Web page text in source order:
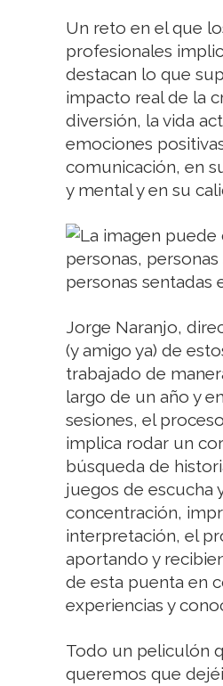
Un reto en el que
profesionales
destacan lo que
impacto real de la
diversión, la vida
emociones
comunicación, en
y mental y en su
Jorge Naranjo,
(y amigo ya) de
trabajado de
largo de un año y
sesiones, el
implica rodar un
búsqueda de
juegos de escucha
concentración,
interpretación, el
aportando y
de esta puenta en
experiencias y
Todo un peliculón
queremos que